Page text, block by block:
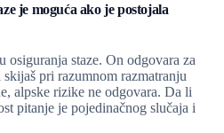
je moguća ako je postojala
osiguranja staze. On odgovara za
pri razumnom razmatranju
alpske rizike ne odgovara. Da li
pitanje je pojedinačnog slučaja i